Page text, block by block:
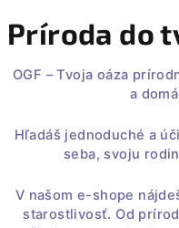
Príroda do
OGF – Tvoja oáza
a
Hľadáš jednoduché a
seba, svoju
V našom e-shope
starostlivosť. Od